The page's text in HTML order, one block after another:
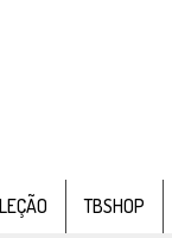
TBSHOP